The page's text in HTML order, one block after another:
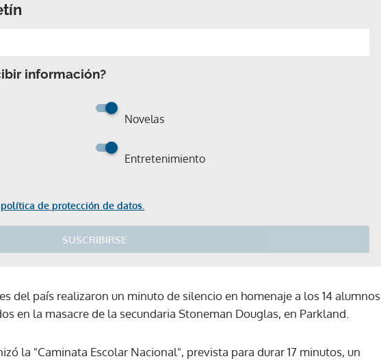
información?
Novelas
Entretenimiento
política de protección de datos.
SUSCRIBIRSE
del país realizaron un minuto de silencio en homenaje a los 14 alumnos
en la masacre de la secundaria Stoneman Douglas, en Parkland.
la "Caminata Escolar Nacional", prevista para durar 17 minutos, un